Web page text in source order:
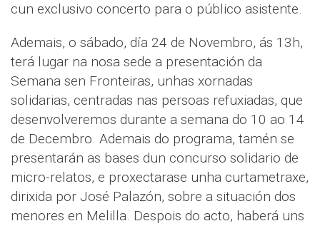
cun exclusivo concerto para o público asistente.
Ademais, o sábado, día 24 de Novembro, ás 13h,
terá lugar na nosa sede a presentación da
Semana sen Fronteiras, unhas xornadas
solidarias, centradas nas persoas refuxiadas, que
desenvolveremos durante a semana do 10 ao 14
de Decembro. Ademais do programa, tamén se
presentarán as bases dun concurso solidario de
micro-relatos, e proxectarase unha curtametraxe,
dirixida por José Palazón, sobre a situación dos
menores en Melilla. Despois do acto, haberá uns